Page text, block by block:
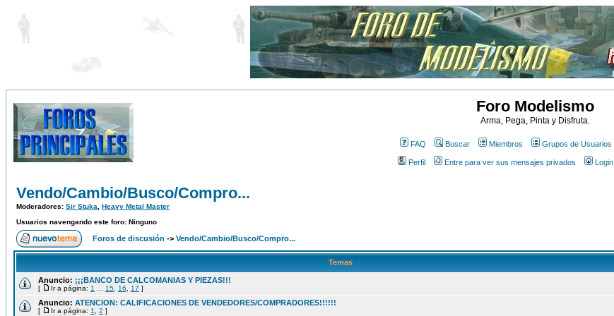
Foro Modelismo
Arma, Pega, Pinta y Disfruta.
FAQ Buscar Miembros Grupos de Usuarios
Perfil Entre para ver sus mensajes privados Login
Vendo/Cambio/Busco/Compro...
Moderadores: Sir Stuka
Heavy Metal Master
Usuarios navengando este foro: Ninguno
Foros de discusión -> Vendo/Cambio/Busco/Compro...
Temas
Anuncio: ¡¡¡BANCO DE CALCOMANIAS Y PIEZAS!!!
[ Ir a página: 1 15 16 17 ]
Anuncio: ATENCION: CALIFICACIONES DE VENDEDORES/COMPRADORES!!!!!!
[ Ir a página: 1 2 ]